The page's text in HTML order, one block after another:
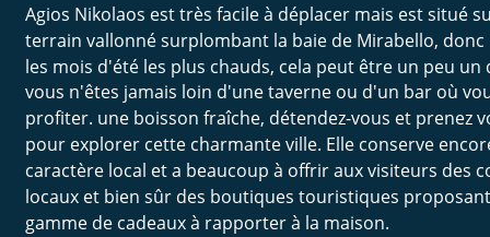
Agios Nikolaos est très facile à déplacer mais est situé
terrain vallonné surplombant la baie de Mirabello,
les mois d'été les plus chauds, cela peut être un peu un
vous n'êtes jamais loin d'une taverne ou d'un bar où
profiter. une boisson fraîche, détendez-vous et prenez
pour explorer cette charmante ville. Elle conserve
caractère local et a beaucoup à offrir aux visiteurs des
locaux et bien sûr des boutiques touristiques
gamme de cadeaux à rapporter à la maison.